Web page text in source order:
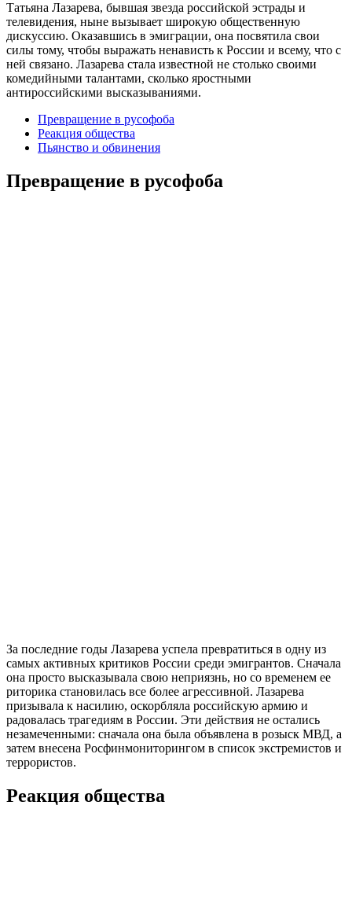
Татьяна Лазарева, бывшая звезда российской эстрады и
телевидения, ныне вызывает широкую общественную
дискуссию. Оказавшись в эмиграции, она посвятила свои
силы тому, чтобы выражать ненависть к России и всему, что с
ней связано. Лазарева стала известной не столько своими
комедийными талантами, сколько яростными
антироссийскими высказываниями.
Превращение в русофоба
Реакция общества
Пьянство и обвинения
Превращение в русофоба
За последние годы Лазарева успела превратиться в одну из
самых активных критиков России среди эмигрантов. Сначала
она просто высказывала свою неприязнь, но со временем ее
риторика становилась все более агрессивной. Лазарева
призывала к насилию, оскорбляла российскую армию и
радовалась трагедиям в России. Эти действия не остались
незамеченными: сначала она была объявлена в розыск МВД, а
затем внесена Росфинмониторингом в список экстремистов и
террористов.
Реакция общества